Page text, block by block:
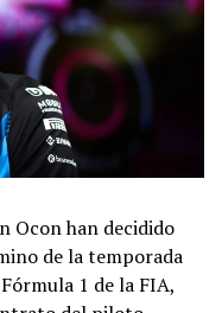
Ocon han decidido
de la temporada
1 de la FIA,